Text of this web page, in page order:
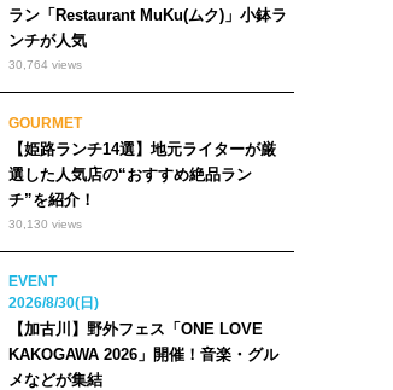
ラン「Restaurant MuKu(ムク)」小鉢ラ
ンチが人気
30,764 views
GOURMET
【姫路ランチ14選】地元ライターが厳
選した人気店の“おすすめ絶品ラン
チ”を紹介！
30,130 views
EVENT
2026/8/30(日)
【加古川】野外フェス「ONE LOVE
KAKOGAWA 2026」開催！音楽・グル
メなどが集結